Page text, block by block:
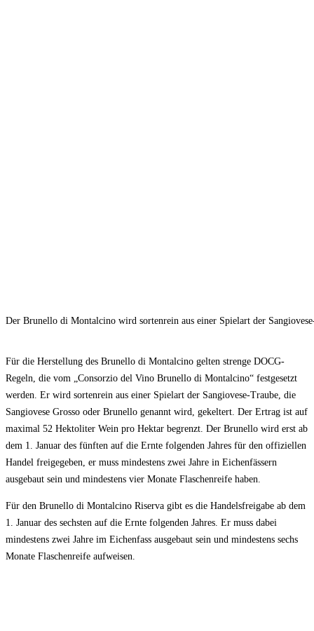
Der Brunello di Montalcino wird sortenrein aus einer Spielart der
Für die Herstellung des Brunello di Montalcino gelten strenge DOCG-
Regeln, die vom „Consorzio del Vino Brunello di Montalcino“ festgesetzt
werden. Er wird sortenrein aus einer Spielart der Sangiovese-Traube, die
Sangiovese Grosso oder Brunello genannt wird, gekeltert. Der Ertrag ist auf
maximal 52 Hektoliter Wein pro Hektar begrenzt. Der Brunello wird erst ab
dem 1. Januar des fünften auf die Ernte folgenden Jahres für den offiziellen
Handel freigegeben, er muss mindestens zwei Jahre in Eichenfässern
ausgebaut sein und mindestens vier Monate Flaschenreife haben.
Für den Brunello di Montalcino Riserva gibt es die Handelsfreigabe ab dem
1. Januar des sechsten auf die Ernte folgenden Jahres. Er muss dabei
mindestens zwei Jahre im Eichenfass ausgebaut sein und mindestens sechs
Monate Flaschenreife aufweisen.